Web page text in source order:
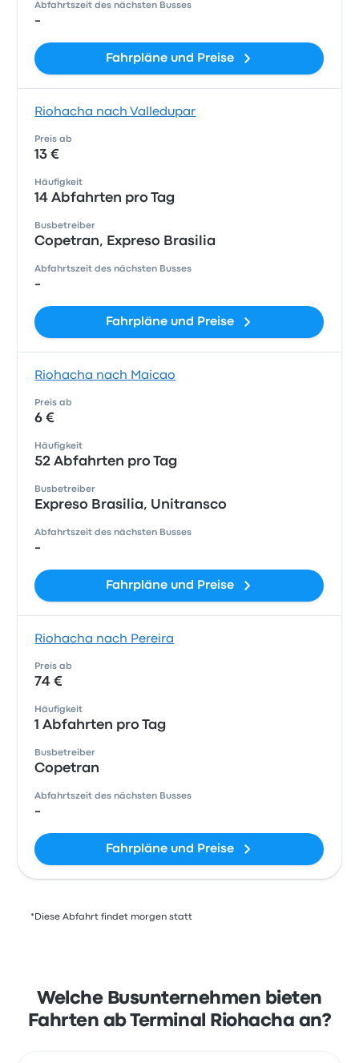
Abfahrtszeit des nächsten Busses
-
Fahrpläne und Preise
Riohacha nach Valledupar
Preis ab
13 €
Häufigkeit
14 Abfahrten pro Tag
Busbetreiber
Copetran, Expreso Brasilia
Abfahrtszeit des nächsten Busses
-
Fahrpläne und Preise
Riohacha nach Maicao
Preis ab
6 €
Häufigkeit
52 Abfahrten pro Tag
Busbetreiber
Expreso Brasilia, Unitransco
Abfahrtszeit des nächsten Busses
-
Fahrpläne und Preise
Riohacha nach Pereira
Preis ab
74 €
Häufigkeit
1 Abfahrten pro Tag
Busbetreiber
Copetran
Abfahrtszeit des nächsten Busses
-
Fahrpläne und Preise
*Diese Abfahrt findet morgen statt
Welche Busunternehmen bieten
Fahrten ab Terminal Riohacha an?